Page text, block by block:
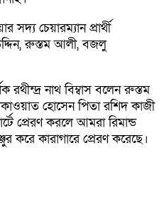
সদ্য চেয়ারম্যান প্রার্থী
রুস্তম আলী, বজলু
নাথ বিম্বাস বলেন রুস্তম
হোসেন পিতা রশিদ কাজী
প্রেরণ করলে আমরা রিমান্ড
করে কারাগারে প্রেরণ করেছে।